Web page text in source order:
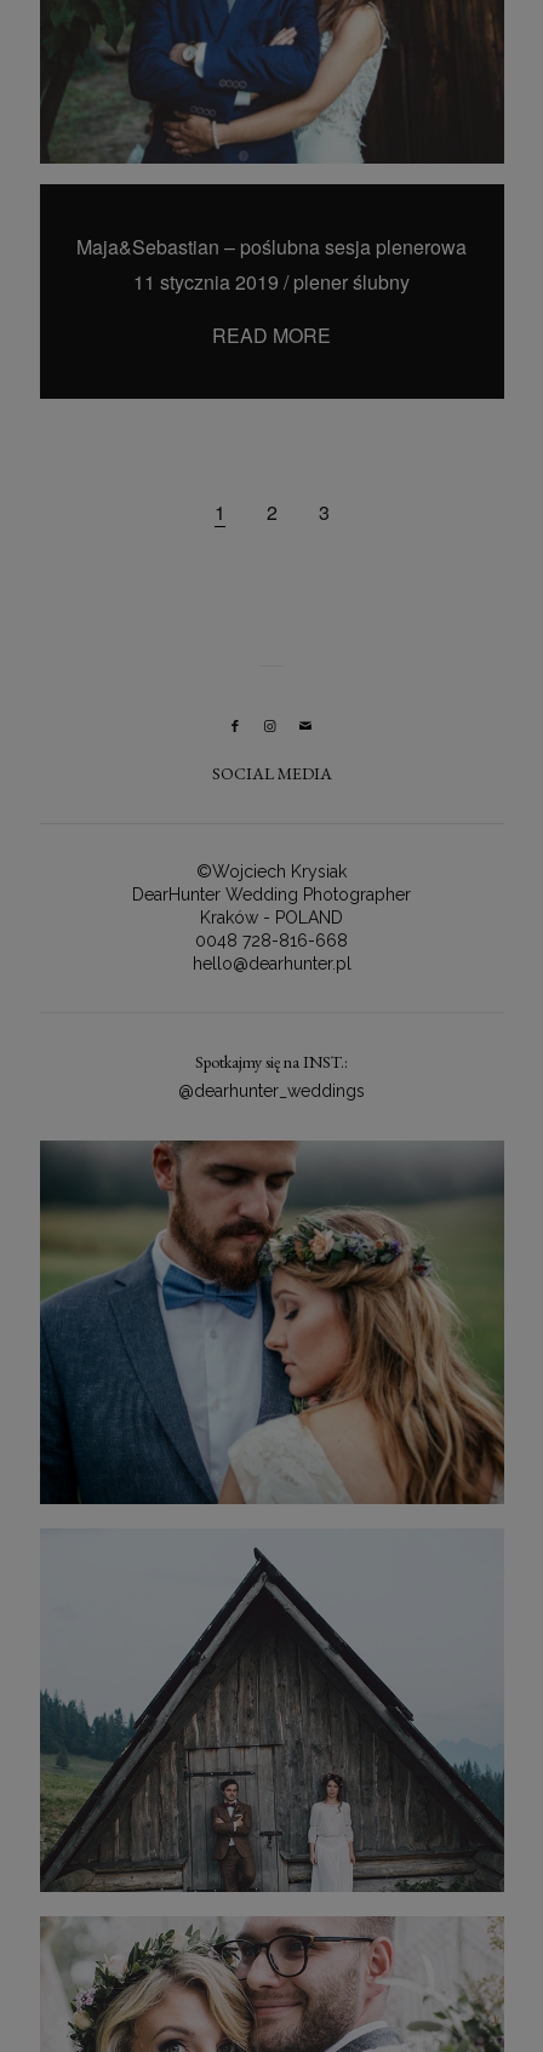
Maja&Sebastian – poślubna sesja plenerowa
11 stycznia 2019 /plener ślubny
READ MORE
1 2 3
SOCIAL MEDIA
©Wojciech Krysiak
DearHunter Wedding Photographer
Kraków - POLAND
0048 728-816-668
hello@dearhunter.pl
Spotkajmy się na INST.:
@dearhunter_weddings